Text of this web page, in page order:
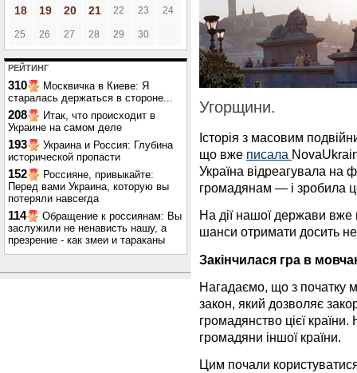
18
19 20 21 22 23 24
25 26 27 28 29 30
РЕЙТИНГ
310
Москвичка в Киеве: Я
старалась держаться в стороне...
208
Итак, что происходит в
Украине на самом деле
193
Украина и Россия: Глубина
исторической пропасти
152
Россияне, привыкайте:
Перед вами Украина, которую вы
потеряли навсегда
114
Обращение к россиянам: Вы
заслужили не ненависть нашу, а
презрение - как змеи и тараканы
Угорщини.
Історія з масовим
що вже писала
Україна відреагувала на
громадянам — і зробила
На дії нашої держави вже
шанси отримати досить
Закінчилася гра в
Нагадаємо, що з початку
закон, який дозволяє
громадянство цієї
громадяни іншої країни.
Цим почали